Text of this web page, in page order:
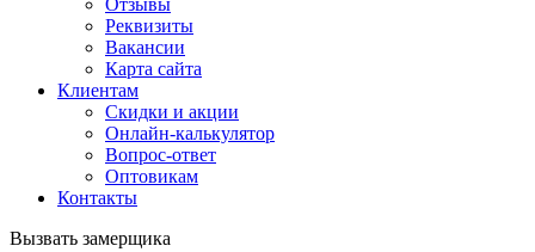
Отзывы
Реквизиты
Вакансии
Карта сайта
Клиентам
Скидки и акции
Онлайн-калькулятор
Вопрос-ответ
Оптовикам
Контакты
Вызвать замерщика